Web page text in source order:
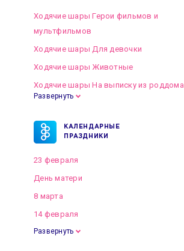
Ходячие шары Герои фильмов и
мультфильмов
Ходячие шары Для девочки
Ходячие шары Животные
Ходячие шары На выписку из роддома
Развернуть
КАЛЕНДАРНЫЕ
ПРАЗДНИКИ
23 февраля
День матери
8 марта
14 февраля
Развернуть